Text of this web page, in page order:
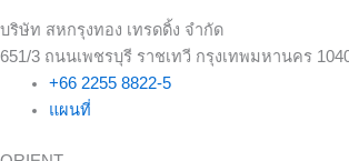
บริษัท สหกรุงทอง เทรดดิ้ง จำกัด
651/3 ถนนเพชรบุรี ราชเทวี กรุงเทพมหานคร
+66 2255 8822-5
แผนที่